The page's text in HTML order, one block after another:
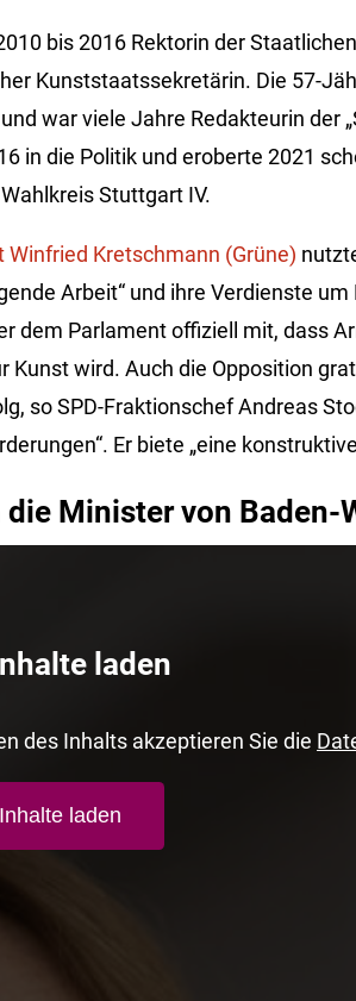
bis 2016 Rektorin der
Kunststaatssekretärin. Die 57-
war viele Jahre Redakteurin der
in die Politik und eroberte 2021
Stuttgart IV.
Kretschmann (Grüne)
Arbeit“ und ihre Verdienste
dem Parlament offiziell mit, dass
Kunst wird. Auch die Opposition
so SPD-Fraktionschef Andreas
Er biete „eine
die Minister von Baden-
laden
des Inhalts akzeptieren Sie die
laden